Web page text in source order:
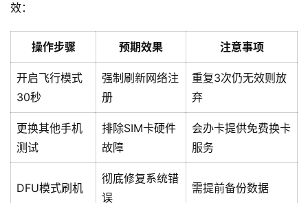
首
流
卡
宽
效：
操作步骤 预期效果 注意事项
开启飞行模式
30秒
强制刷新网络注
册
重复3次仍无效则放
弃
更换其他手机
测试
排除SIM卡硬件
故障
会办卡提供免费换卡
服务
DFU模式刷机
彻底修复系统错
误
需提前备份数据